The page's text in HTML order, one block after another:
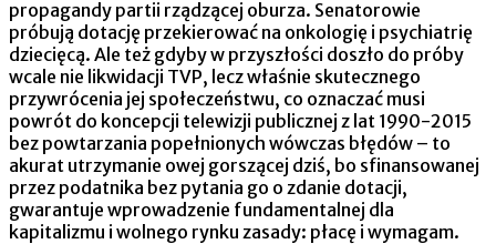
propagandy partii rządzącej oburza. Senatorowie
próbują dotację przekierować na onkologię i psychiatrię
dziecięcą. Ale też gdyby w przyszłości doszło do próby
wcale nie likwidacji TVP, lecz właśnie skutecznego
przywrócenia jej społeczeństwu, co oznaczać musi
powrót do koncepcji telewizji publicznej z lat 1990-2015
bez powtarzania popełnionych wówczas błędów – to
akurat utrzymanie owej gorszącej dziś, bo sfinansowanej
przez podatnika bez pytania go o zdanie dotacji,
gwarantuje wprowadzenie fundamentalnej dla
kapitalizmu i wolnego rynku zasady: płacę i wymagam.